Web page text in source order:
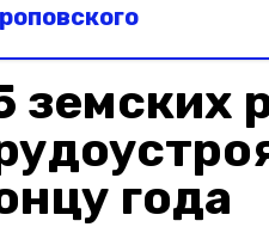
земских
года